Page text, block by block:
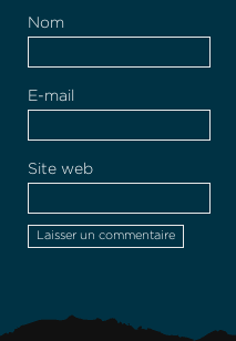
Nom
E-mail
Site web